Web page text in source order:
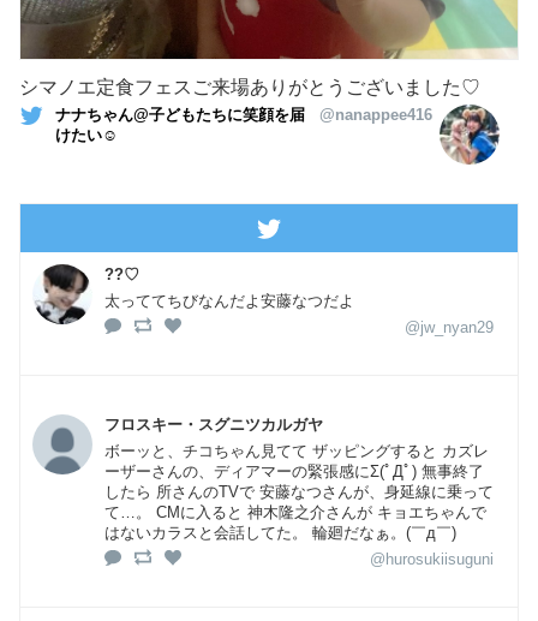
シマノエ定食フェスご来場ありがとうございました♡
ナナちゃん@子どもたちに笑顔を届
けたい☺︎
@nanappee416
??♡
太っててちびなんだよ安藤なつだよ
@jw_nyan29
フロスキー・スグニツカルガヤ
ボーッと、チコちゃん見てて ザッピングすると カズレ
ーザーさんの、ディアマーの緊張感にΣ(ﾟДﾟ) 無事終了
したら 所さんのTVで 安藤なつさんが、身延線に乗って
て…。 CMに入ると 神木隆之介さんが キョエちゃんで
はないカラスと会話してた。 輪廻だなぁ。(￣д￣)
@hurosukiisuguni